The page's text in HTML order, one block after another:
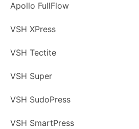
Apollo FullFlow
VSH XPress
VSH Tectite
VSH Super
VSH SudoPress
VSH SmartPress